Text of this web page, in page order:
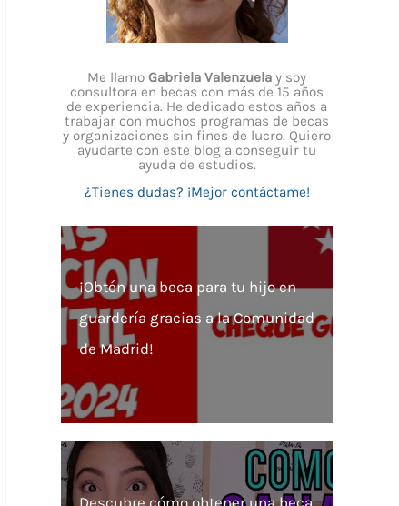
Me llamo Gabriela Valenzuela y soy
consultora en becas con más de 15 años
de experiencia. He dedicado estos años a
trabajar con muchos programas de becas
y organizaciones sin fines de lucro. Quiero
ayudarte con este blog a conseguir tu
ayuda de estudios.
¿Tienes dudas? ¡Mejor contáctame!
¡Obtén una beca para tu hijo en
guardería gracias a la Comunidad
de Madrid!
Descubre cómo obtener una beca